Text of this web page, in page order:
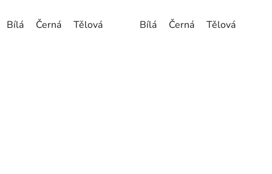
Bílá Černá Tělová Bílá Černá Tělová